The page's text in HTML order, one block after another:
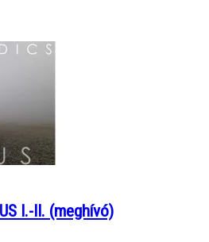
I.-II. (meghívó)